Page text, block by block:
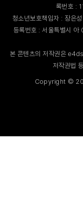
록번호 :
청소년보호책임자 : 장
등록번호 : 서울특별시
본 콘텐츠의 저작권은
저작권법
Copyright ©